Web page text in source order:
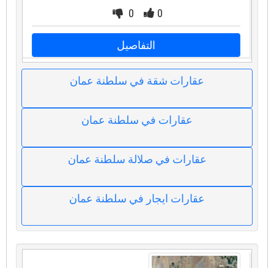
0
0
التفاصيل
عقارات شقة في سلطنة عمان
عقارات في سلطنة عمان
عقارات في صلالة سلطنة عمان
عقارات ايجار في سلطنة عمان